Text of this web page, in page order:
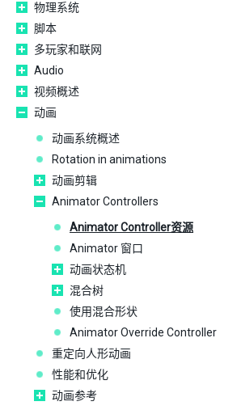
物理系统
脚本
多玩家和联网
Audio
视频概述
动画
动画系统概述
Rotation in animations
动画剪辑
Animator Controllers
Animator Controller资源
Animator 窗口
动画状态机
混合树
使用混合形状
Animator Override Controller
重定向人形动画
性能和优化
动画参考